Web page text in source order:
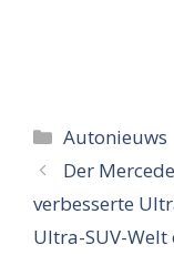
Categorieën
Autonieuws
Der
verbesserte
Ultra-SUV-